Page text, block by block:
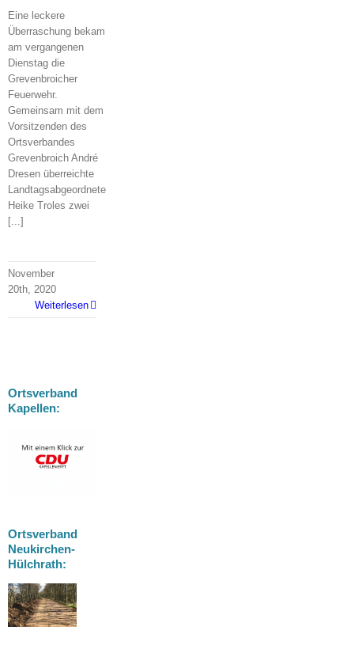
Eine leckere
Überraschung bekam
am vergangenen
Dienstag die
Grevenbroicher
Feuerwehr.
Gemeinsam mit dem
Vorsitzenden des
Ortsverbandes
Grevenbroich André
Dresen überreichte
Landtagsabgeordnete
Heike Troles zwei
[...]
November
20th, 2020
Weiterlesen
Ortsverband
Kapellen:
Ortsverband
Neukirchen-
Hülchrath: